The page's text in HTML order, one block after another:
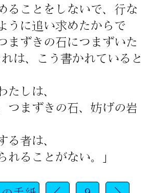
ることをしないで、行な
うに追い求めたからで
まずきの石につまずいた
れは、こう書かれていると
たしは、
つまずきの石、妨げの岩
る者は、
れることがない。」